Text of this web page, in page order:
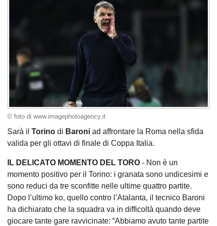
© foto di www.imagephotoagency.it
Sarà il Torino di Baroni ad affrontare la Roma nella sfida
valida per gli ottavi di finale di Coppa Italia.
IL DELICATO MOMENTO DEL TORO - Non è un
momento positivo per il Torino: i granata sono undicesimi e
sono reduci da tre sconfitte nelle ultime quattro partite.
Dopo l’ultimo ko, quello contro l’Atalanta, il tecnico Baroni
ha dichiarato che la squadra va in difficoltà quando deve
giocare tante gare ravvicinate: “Abbiamo avuto tante partite